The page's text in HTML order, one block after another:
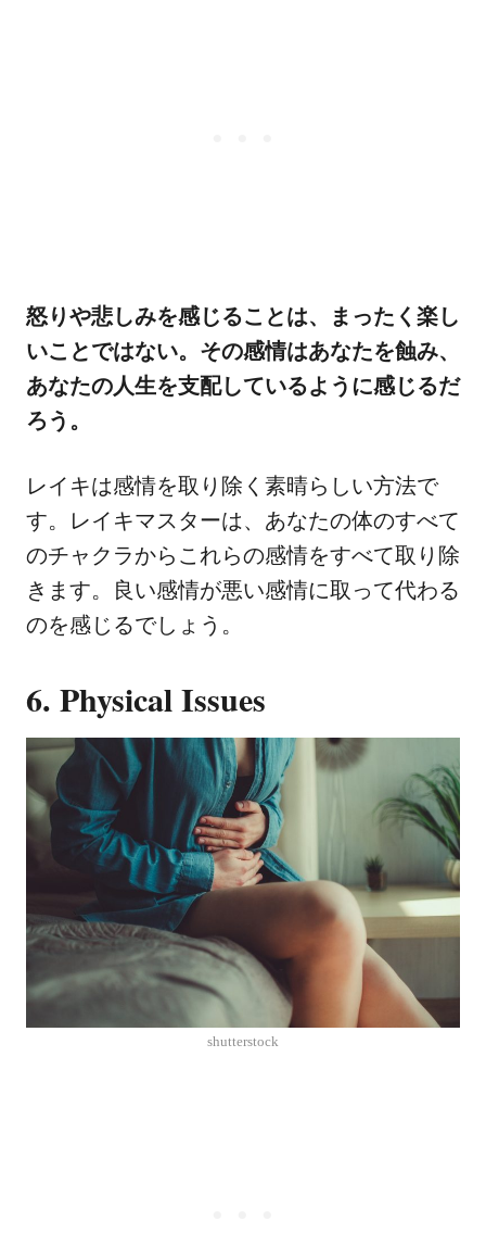
怒りや悲しみを感じることは、まったく楽し
いことではない。その感情はあなたを蝕み、
あなたの人生を支配しているように感じるだ
ろう。
レイキは感情を取り除く素晴らしい方法で
す。レイキマスターは、あなたの体のすべて
のチャクラからこれらの感情をすべて取り除
きます。良い感情が悪い感情に取って代わる
のを感じるでしょう。
6. Physical Issues
shutterstock